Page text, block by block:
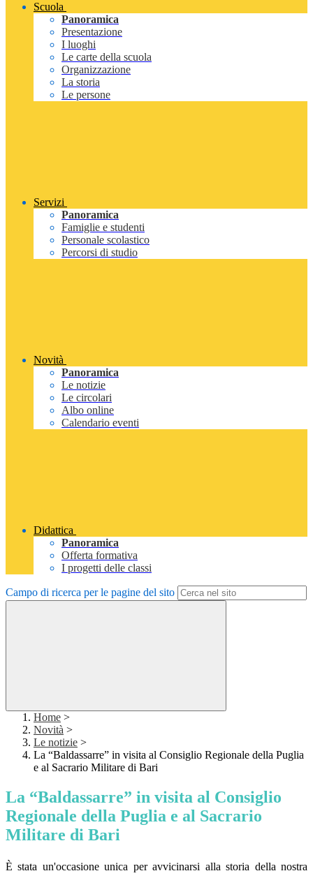
Scuola
Panoramica
Presentazione
I luoghi
Le carte della scuola
Organizzazione
La storia
Le persone
Servizi
Panoramica
Famiglie e studenti
Personale scolastico
Percorsi di studio
Novità
Panoramica
Le notizie
Le circolari
Albo online
Calendario eventi
Didattica
Panoramica
Offerta formativa
I progetti delle classi
Campo di ricerca per le pagine del sito
Home >
Novità >
Le notizie >
La “Baldassarre” in visita al Consiglio Regionale della Puglia
e al Sacrario Militare di Bari
La “Baldassarre” in visita al Consiglio
Regionale della Puglia e al Sacrario
Militare di Bari
È stata un'occasione unica per avvicinarsi alla storia della nostra